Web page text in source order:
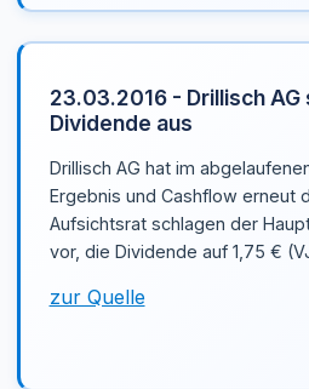
23.03.2016 - Drillisch
Dividende aus
Drillisch AG hat im
Ergebnis und Cashflow erneut
Aufsichtsrat schlagen der
vor, die Dividende auf 1,75 €
zur Quelle